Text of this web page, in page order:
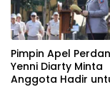
Pimpin Apel
Yenni Diarty Minta
Anggota Hadir